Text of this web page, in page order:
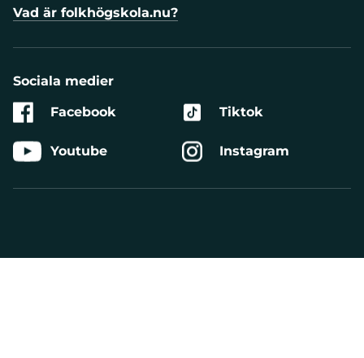
Vad är folkhögskola.nu?
Sociala medier
Facebook
Youtube
Tiktok
Instagram